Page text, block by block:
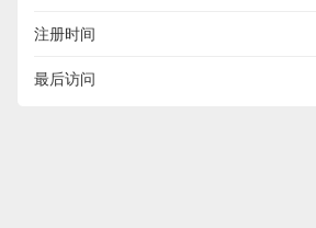
注册时间
最后访问